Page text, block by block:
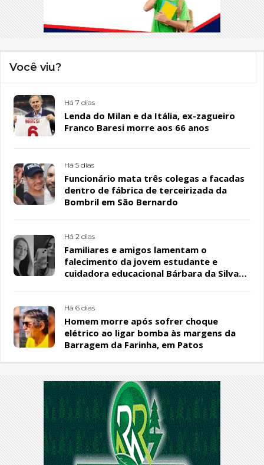
Você viu?
Há 7 dias
Lenda do Milan e da Itália, ex-zagueiro
Franco Baresi morre aos 66 anos
Há 5 dias
Funcionário mata três colegas a facadas
dentro de fábrica de terceirizada da
Bombril em São Bernardo
Há 2 dias
Familiares e amigos lamentam o
falecimento da jovem estudante e
cuidadora educacional Bárbara da Silva
Há 6 dias
Homem morre após sofrer choque
elétrico ao ligar bomba às margens da
Barragem da Farinha, em Patos